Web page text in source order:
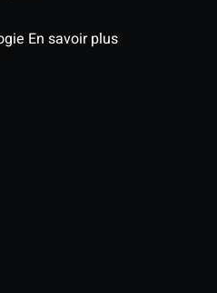
En savoir plus